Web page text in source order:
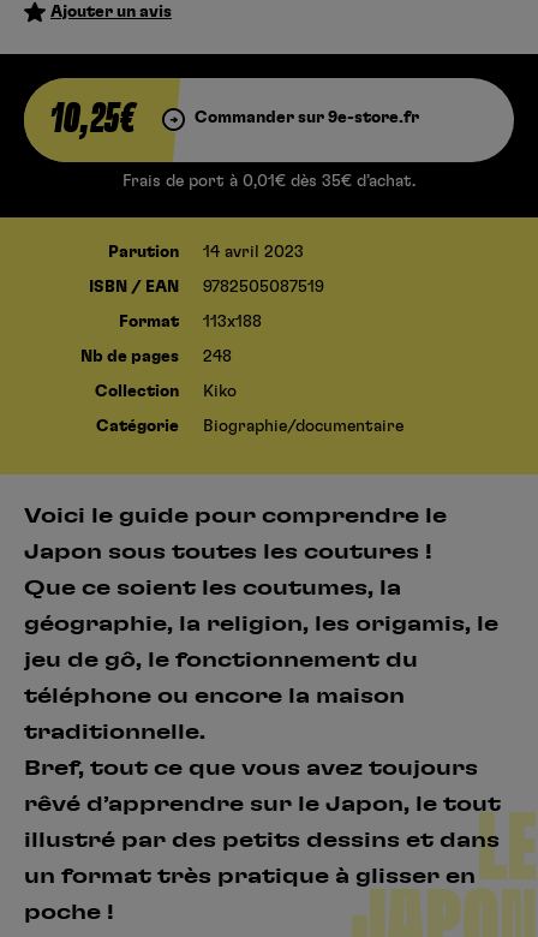
Ajouter un avis
10,25€ Commander sur 9e-store.fr
Frais de port à 0,01€ dès 35€ d’achat.
Parution 14 avril 2023
ISBN / EAN 9782505087519
Format 113x188
Nb de pages 248
Collection Kiko
Catégorie Biographie/documentaire
Voici le guide pour comprendre le
Japon sous toutes les coutures !
Que ce soient les coutumes, la
géographie, la religion, les origamis, le
jeu de gô, le fonctionnement du
téléphone ou encore la maison
traditionnelle.
Bref, tout ce que vous avez toujours
rêvé d’apprendre sur le Japon, le tout
illustré par des petits dessins et dans
un format très pratique à glisser en
poche !
LE